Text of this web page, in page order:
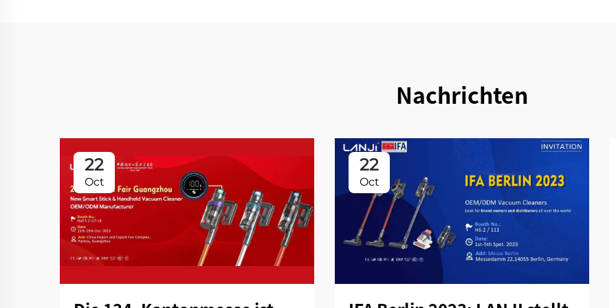
Nachrichten
22
Oct
22
Oct